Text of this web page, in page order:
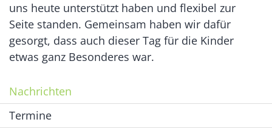
uns heute unterstützt haben und flexibel zur
Seite standen. Gemeinsam haben wir dafür
gesorgt, dass auch dieser Tag für die Kinder
etwas ganz Besonderes war.
Nachrichten
Termine